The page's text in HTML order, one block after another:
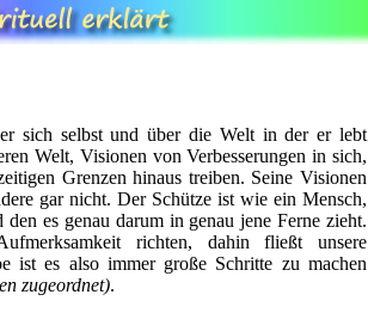
sich selbst und über die Welt in der er lebt
Welt, Visionen von Verbesserungen in sich,
Grenzen hinaus treiben. Seine Visionen
gar nicht. Der Schütze ist wie ein Mensch,
es genau darum in genau jene Ferne zieht.
richten, dahin fließt unsere
ist es also immer große Schritte zu machen
zugeordnet).